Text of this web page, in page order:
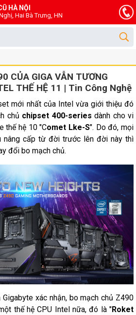
HÀ NỘI
Hai Bà Trưng, HN
CỦA GIGA VẪN TƯƠNG
THẾ HỆ 11 | Tin Công Nghệ
mới nhất của Intel vừa giới thiệu đó
chủ chipset 400-series dành cho vi
thế hệ 10 "Comet Lke-S". Do đó, mọi
nâng cấp từ đời trước lên đời này thì
đổi bo mạch chủ.
xác nhận, bo mạch chủ Z490
thế hệ CPU Intel nữa, đó là "Roket